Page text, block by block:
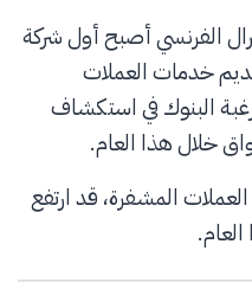
الفرنسي أصبح أول شركة
خدمات العملات
البنوك في استكشاف
خلال هذا العام.
المشفرة، قد ارتفع